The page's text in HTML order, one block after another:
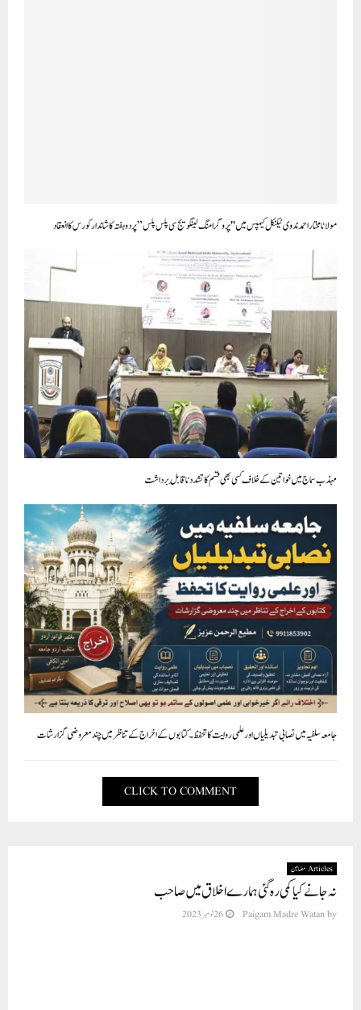
مولانا مختار احمد ندوی ٹیکنیکل کیمپس میں "پروگرامنگ لینگویج سی پلس پلس” پر دوہفتہ کا شاندار کورس کا انعقاد
مہذب سماج میں خواتین کے خلاف کسی بھی قسم کا تشدد ناقابلِ برداشت
جامعہ سلفیہ میں نصابی تبدیلیاں اور علمی روایت کا تحفظ ۔ کتابوں کے اخراج کے تناظر میں چند معروضی گزارشات
CLICK TO COMMENT
Articles مضامین
نہ جانے کیا کمی رہ گئی ہمارے اخلاق میں صاحب
by
Paigam Madre Watan 26 نومبر 2023